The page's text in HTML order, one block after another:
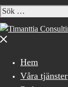
Sök
efter:
Stäng
Hem
Våra tjänster